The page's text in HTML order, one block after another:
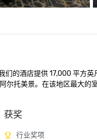
们的酒店提供 17,000 平方
尔托美景。在该地区最大的
获奖
行业奖项